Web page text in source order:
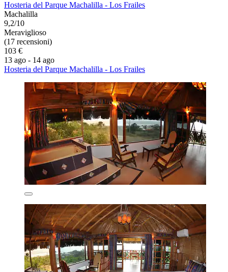
Hosteria del Parque Machalilla - Los Frailes
Machalilla
9,2/10
Meraviglioso
(17 recensioni)
103 €
13 ago - 14 ago
Hosteria del Parque Machalilla - Los Frailes